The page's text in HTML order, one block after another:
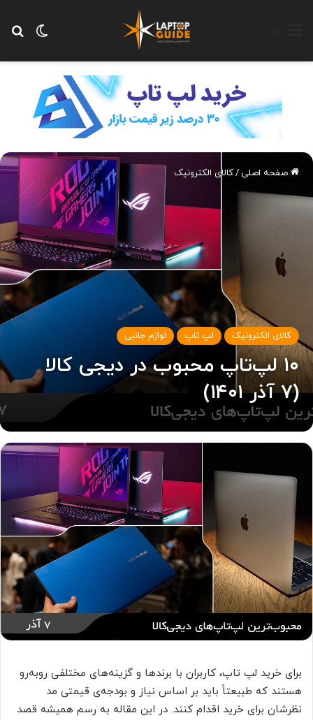
صفحه اصلی/کالای الکترونیک
کالای الکترونیک لپ تاپ لوازم جانبی
۱۰ لپ‌تاپ محبوب در دیجی کالا
(۷ آذر ۱۴۰۱)
برای خرید لپ‌ تاپ، کاربران با برند‌ها و گزینه‌های مختلفی روبه‌رو
هستند که طبیعتاً باید بر اساس نیاز و بودجه‌ی قیمتی مد
نظرشان برای خرید اقدام کنند. در این مقاله به رسم همیشه قصد